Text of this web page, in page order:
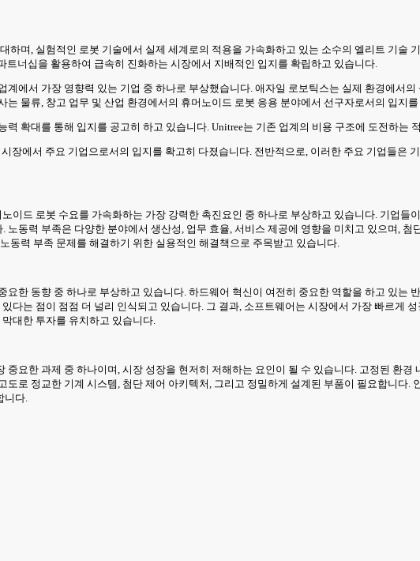
하며, 실험적인 로봇 기술에서 실제 세계로의 적용을 가속화하고 있는 소수의 엘리트 기술
너십을 활용하여 급속히 진화하는 시장에서 지배적인 입지를 확립하고 있습니다.
에서 가장 영향력 있는 기업 중 하나로 부상했습니다. 애자일 로보틱스는 실제 환경에서
물류, 창고 업무 및 산업 환경에서의 휴머노이드 로봇 응용 분야에서 선구자로서의 입지
확대를 통해 입지를 공고히 하고 있습니다. Unitree는 기존 업계의 비용 구조에 도전하는
장에서 주요 기업으로서의 입지를 확고히 다졌습니다. 전반적으로, 이러한 주요 기업들은
이드 로봇 수요를 가속화하는 가장 강력한 촉진요인 중 하나로 부상하고 있습니다. 기업들
동력 부족은 다양한 분야에서 생산성, 업무 효율, 서비스 제공에 영향을 미치고 있으며,
동력 부족 문제를 해결하기 위한 실용적인 해결책으로 주목받고 있습니다.
한 동향 중 하나로 부상하고 있습니다. 하드웨어 혁신이 여전히 중요한 역할을 하고 있는
다는 점이 점점 더 널리 인식되고 있습니다. 그 결과, 소프트웨어는 시장에서 가장 빠르게
대한 투자를 유치하고 있습니다.
요한 과제 중 하나이며, 시장 성장을 현저히 저해하는 요인이 될 수 있습니다. 고정된 환
로 정교한 기계 시스템, 첨단 제어 아키텍처, 그리고 정밀하게 설계된 부품이 필요합니다.
니다.